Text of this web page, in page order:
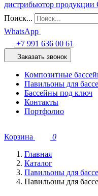
Поиск...
WhatsApp
+7 991 636 00 61
Заказать звонок
Композитные
Павильоны для
Бассейны под ключ
Контакты
Портфолио
Корзина
0
Главная
Каталог
Павильоны для
Павильоны для